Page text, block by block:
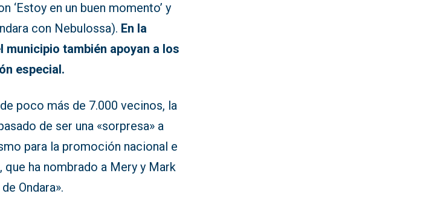
‘Estoy en un buen momento’ y
con Nebulossa). En la
también apoyan a los
especial.
poco más de 7.000 vecinos, la
de ser una «sorpresa» a
para la promoción nacional e
ha nombrado a Mery y Mark
Ondara».